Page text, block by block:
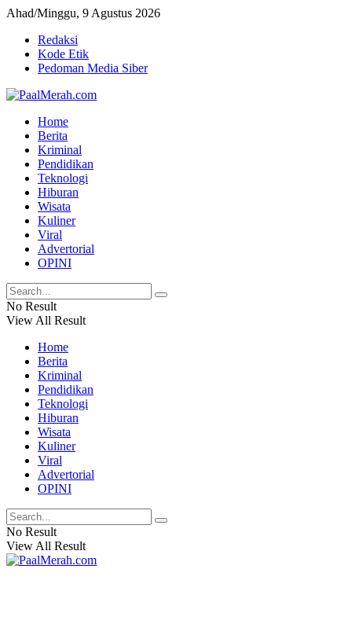
Ahad/Minggu, 9 Agustus 2026
Redaksi
Kode Etik
Pedoman Media Siber
Home
Berita
Kriminal
Pendidikan
Teknologi
Hiburan
Wisata
Kuliner
Viral
Advertorial
OPINI
No Result
View All Result
Home
Berita
Kriminal
Pendidikan
Teknologi
Hiburan
Wisata
Kuliner
Viral
Advertorial
OPINI
No Result
View All Result